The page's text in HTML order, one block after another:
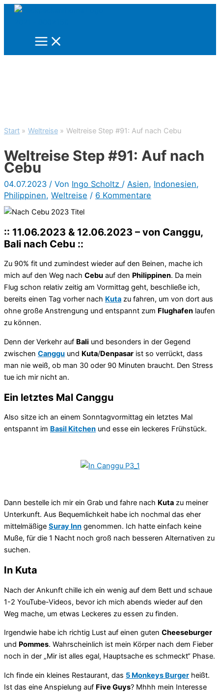
Zum
Start Weltreise Weltreise Step #91: Auf nach Cebu
Weltreise Step #91: Auf nach
Cebu
04.07.2023 / Von Ingo Scholtz / Asien, Indonesien,
Philippinen, Weltreise / 6 Kommentare
:: 11.06.2023 & 12.06.2023 – von Canggu,
Bali nach Cebu ::
Zu 90% fit und zumindest wieder auf den Beinen, mache ich
mich auf den Weg nach Cebu auf den Philippinen. Da mein
Flug schon relativ zeitig am Vormittag geht, beschließe ich,
bereits einen Tag vorher nach Kuta zu fahren, um von dort aus
ohne große Anstrengung und entspannt zum Flughafen laufen
zu können.
Denn der Verkehr auf Bali und besonders in der Gegend
zwischen Canggu und Kuta/Denpasar ist so verrückt, dass
man nie weiß, ob man 30 oder 90 Minuten braucht. Den Stress
tue ich mir nicht an.
Ein letztes Mal Canggu
Also sitze ich an einem Sonntagvormittag ein letztes Mal
entspannt im Basil Kitchen und esse ein leckeres Frühstück.
Dann bestelle ich mir ein Grab und fahre nach Kuta zu meiner
Unterkunft. Aus Bequemlichkeit habe ich nochmal das eher
mittelmäßige Suray Inn genommen. Ich hatte einfach keine
Muße, für die 1 Nacht noch groß nach besseren Alternativen zu
suchen.
In Kuta
Nach der Ankunft chille ich ein wenig auf dem Bett und schaue
1-2 YouTube-Videos, bevor ich mich abends wieder auf den
Weg mache, um etwas Leckeres zu essen zu finden.
Irgendwie habe ich richtig Lust auf einen guten Cheeseburger
und Pommes. Wahrscheinlich ist mein Körper nach dem Fieber
noch in der „Mir ist alles egal, Hauptsache es schmeckt“ Phase.
Ich finde ein kleines Restaurant, das 5 Monkeys Burger heißt.
Ist das eine Anspielung auf Five Guys? Mhhh mein Interesse